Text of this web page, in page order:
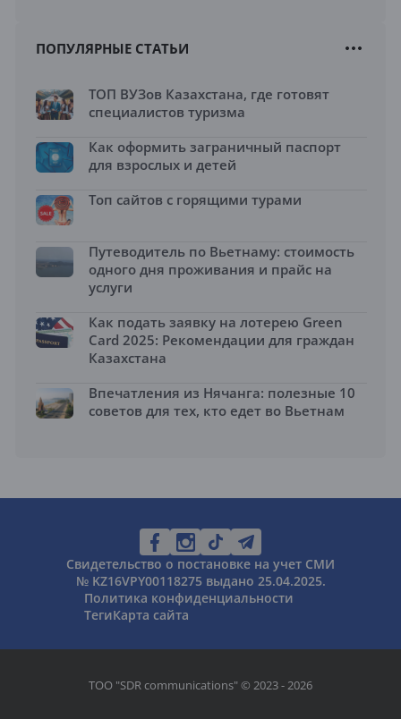
ПОПУЛЯРНЫЕ СТАТЬИ
ТОП ВУЗов Казахстана, где готовят
специалистов туризма
Как оформить заграничный паспорт
для взрослых и детей
Топ сайтов с горящими турами
Путеводитель по Вьетнаму: стоимость
одного дня проживания и прайс на
услуги
Как подать заявку на лотерею Green
Card 2025: Рекомендации для граждан
Казахстана
Впечатления из Нячанга: полезные 10
советов для тех, кто едет во Вьетнам
Свидетельство о постановке на учет СМИ
№ KZ16VPY00118275 выдано 25.04.2025.
Политика конфиденциальности
ТегиКарта сайта
ТОО "SDR communications" © 2023 - 2026